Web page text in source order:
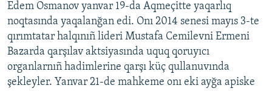
Edem Osmanov yanvar 19-da Aqmeçitte yaqarlıq
noqtasında yaqalanğan edi. Onı 2014 senesi mayıs 3-te
qırımtatar halqınıñ lideri Mustafa Cemilevni Ermeni
Bazarda qarşılav aktsiyasında uquq qoruyıcı
organlarnıñ hadimlerine qarşı küç qullanuvında
şekleyler. Yanvar 21-de mahkeme onı eki ayğa apiske